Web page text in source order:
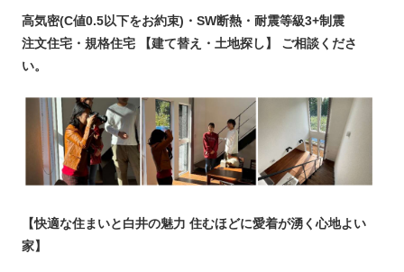
高気密(C値0.5以下をお約束)・SW断熱・耐震等級3+制震
注文住宅・規格住宅 【建て替え・土地探し】 ご相談くださ
い。
【快適な住まいと白井の魅力 住むほどに愛着が湧く心地よい
家】